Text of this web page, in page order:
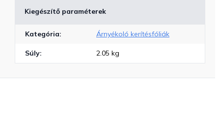
Kiegészítő paraméterek
Kategória: Árnyékoló kerítésfóliák
Súly: 2.05 kg